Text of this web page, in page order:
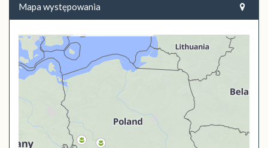
Mapa występowania